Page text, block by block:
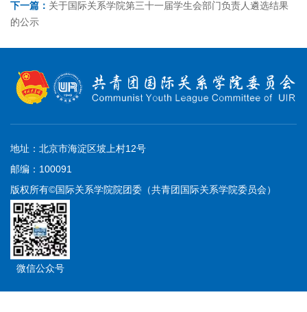
下一篇： 关于国际关系学院第三十一届学生会部门负责人遴选结果
的公示
地址：北京市海淀区坡上村12号
邮编：100091
版权所有©国际关系学院院团委（共青团国际关系学院委员会）
微信公众号